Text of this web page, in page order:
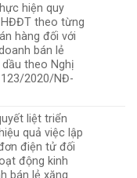
hiện quy
theo từng
hàng đối với
bán lẻ
dầu theo Nghị
2020/NĐ-
liệt triển
quả việc lập
điện tử đối
động kinh
bán lẻ xăng